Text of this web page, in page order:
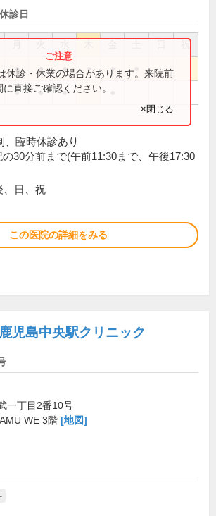
診日
祝
● ● ● ● ●
● ● ●
休診・休業の場合があります。来院前
直接ご確認ください。
×閉じる
、臨時休診あり
30分前まで(午前11:30まで、午後17:30
、日、祝
この医院の詳細をみる
児島中央駅クリニック
一丁目2番10号
WE 3階 [地図]